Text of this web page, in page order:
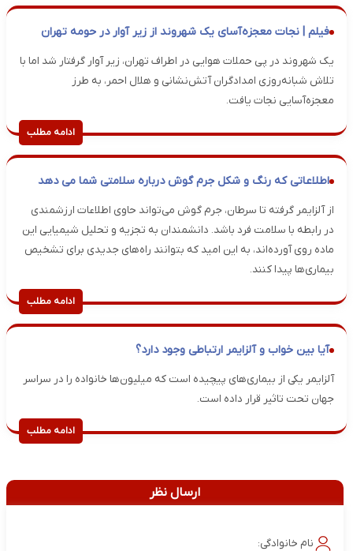
فیلم | نجات معجزه‌آسای یک شهروند از زیر آوار در حومه تهران
یک شهروند در پی حملات هوایی در اطراف تهران، زیر آوار گرفتار شد اما با
تلاش شبانه‌روزی امدادگران آتش‌نشانی و هلال احمر، به طرز
معجزه‌آسایی نجات یافت.
ادامه مطلب
اطلاعاتی که رنگ و شکل جرم گوش درباره سلامتی شما می دهد
از آلزایمر گرفته تا سرطان، جرم گوش می‌تواند حاوی اطلاعات ارزشمندی
در رابطه با سلامت فرد باشد. دانشمندان به تجزیه و تحلیل شیمیایی این
ماده روی آورده‌اند، به این امید که بتوانند راه‌های جدیدی برای تشخیص
بیماری‌ها پیدا کنند.
ادامه مطلب
آیا بین خواب و آلزایمر ارتباطی وجود دارد؟
آلزایمر یکی از بیماری‌های پیچیده است که میلیون‌ها خانواده را در سراسر
جهان تحت تاثیر قرار داده است.
ادامه مطلب
ارسال نظر
نام خانوادگی: